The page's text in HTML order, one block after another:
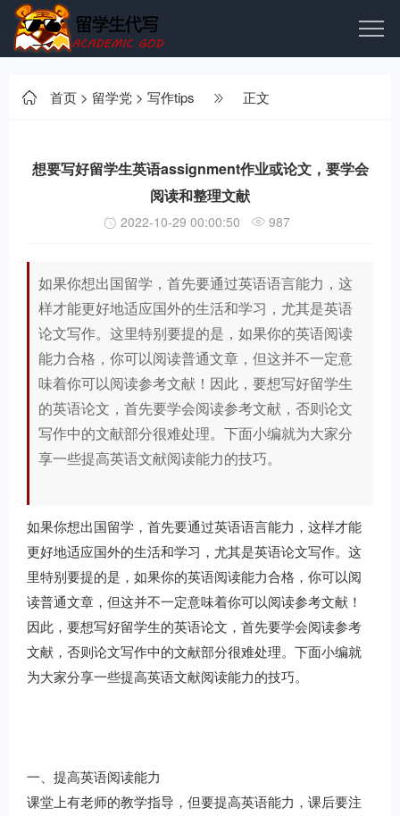
首页 > 留学党 > 写作tips 正文
想要写好留学生英语assignment作业或论文，要学会
阅读和整理文献
2022-10-29 00:00:50 987
如果你想出国留学，首先要通过英语语言能力，这
样才能更好地适应国外的生活和学习，尤其是英语
论文写作。这里特别要提的是，如果你的英语阅读
能力合格，你可以阅读普通文章，但这并不一定意
味着你可以阅读参考文献！因此，要想写好留学生
的英语论文，首先要学会阅读参考文献，否则论文
写作中的文献部分很难处理。下面小编就为大家分
享一些提高英语文献阅读能力的技巧。
如果你想出国留学，首先要通过英语语言能力，这样才能
更好地适应国外的生活和学习，尤其是英语论文写作。这
里特别要提的是，如果你的英语阅读能力合格，你可以阅
读普通文章，但这并不一定意味着你可以阅读参考文献！
因此，要想写好留学生的英语论文，首先要学会阅读参考
文献，否则论文写作中的文献部分很难处理。下面小编就
为大家分享一些提高英语文献阅读能力的技巧。
一、提高英语阅读能力
课堂上有老师的教学指导，但要提高英语能力，课后要注